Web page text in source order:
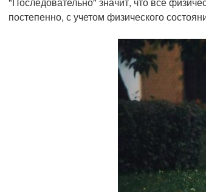
постепенно, с учетом физического